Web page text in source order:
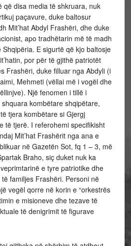
që disa media të shkruara, nuk
paçavure, duke baltosur
Mit’hat Abdyl Frashëri, dhe duke
apo tradhëtarin më të madh
E sigurtë që kjo baltosje
por për të gjithë patriotët
Frashëri, duke filluar nga Abdyli (i
Mehmeti (vëllai më i vogël dhe
Një fenomen i tillë i
kombëtare shqipëtare,
tjera kombëtare si Gjergj
të tjerë. I referohemi specifikisht
Mit’hat Frashërit nga ana e
në Gazetën Sot, fq 1 – 3, më
Braho, siç duket nuk ka
e tyre patriotike dhe
familjes Frashëri. Personi në
vegël qorre në korin e “orkestrës
e misioneve dhe tezave të
të denigrimit të figurave